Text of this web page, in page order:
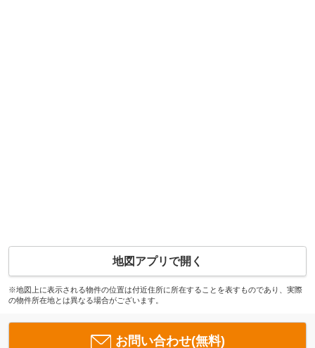
地図アプリで開く
※地図上に表示される物件の位置は付近住所に所在することを表すものであり、実際
の物件所在地とは異なる場合がございます。
お問い合わせ(無料)